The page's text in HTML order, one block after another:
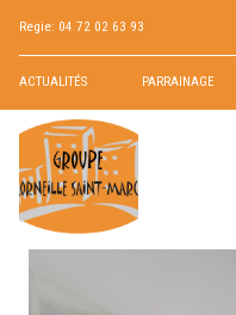
Regie: 04 72 02 63 93
ACTUALITÉS PARRAINAGE